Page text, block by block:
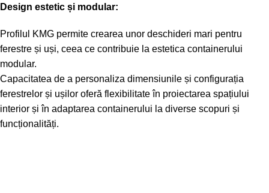
Design estetic și modular:
Profilul KMG permite crearea unor deschideri mari pentru
ferestre și uși, ceea ce contribuie la estetica containerului
modular.
Capacitatea de a personaliza dimensiunile și configurația
ferestrelor și ușilor oferă flexibilitate în proiectarea spațiului
interior și în adaptarea containerului la diverse scopuri și
funcționalități.